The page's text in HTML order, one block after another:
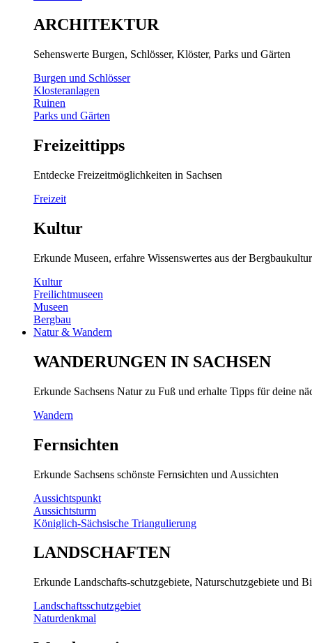
ARCHITEKTUR
Sehenswerte Burgen, Schlösser, Klöster, Parks und Gärten
Burgen und Schlösser
Klosteranlagen
Ruinen
Parks und Gärten
Freizeittipps
Entdecke Freizeitmöglichkeiten in Sachsen
Freizeit
Kultur
Erkunde Museen, erfahre Wissenswertes aus der
Kultur
Freilichtmuseen
Museen
Bergbau
Natur & Wandern
WANDERUNGEN IN SACHSEN
Erkunde Sachsens Natur zu Fuß und erhalte Tipps für deine
Wandern
Fernsichten
Erkunde Sachsens schönste Fernsichten und Aussichten
Aussichtspunkt
Aussichtsturm
Königlich-Sächsische Triangulierung
LANDSCHAFTEN
Erkunde Landschafts-schutzgebiete, Naturschutzgebiete und
Landschaftsschutzgebiet
Naturdenkmal